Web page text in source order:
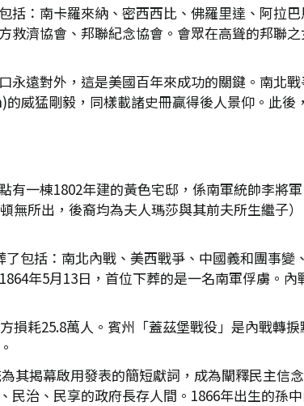
括：南卡羅來納、密西西比、佛羅里達、阿拉
濟協會、邦聯紀念協會。會眾在高聳的邦聯
遠對外，這是美國百年來成功的關鍵。南北
威猛剛毅，同樣載諸史冊贏得後人景仰。此後
有一棟1802年建的黃色宅邸，係南軍統帥李將
無所出，後裔均為夫人瑪莎與其前夫所生繼子
包括：南北內戰、美西戰爭、中國義和團事變
年5月13日，首位下葬的是一名南軍俘虜。
耗25.8萬人。賓州「蓋茲堡戰役」是內戰轉
其揭幕啟用發表的簡短獻詞，成為闡釋民主信
治、民享的政府長存人間。1866年出生的孫